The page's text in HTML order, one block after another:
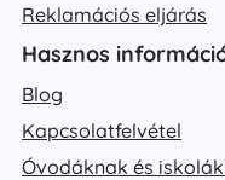
Reklamációs eljárás
Hasznos
Blog
Kapcsolatfelvétel
Óvodáknak és